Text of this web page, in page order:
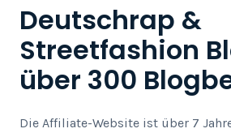
Deutschrap &
Streetfashion
über 300
Die Affiliate-Website ist über 7